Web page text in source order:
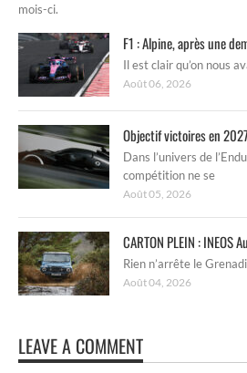
mois-ci.
F1 : Alpine, après une
Il est clair qu’on nous
Août 06, 2026
Objectif victoires en
Dans l’univers de
compétition ne se
Août 05, 2026
CARTON PLEIN : INEOS
Rien n’arrête le
Août 04, 2026
LEAVE A COMMENT